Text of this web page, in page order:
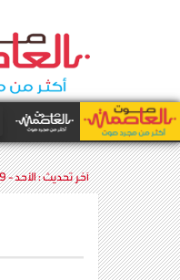
أخبار دولية -
آخر تحديث :الأحد - 09 أغسطس 2026 - 12:49 ص